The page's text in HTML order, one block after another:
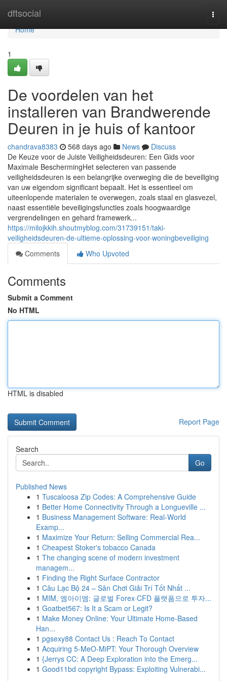
dftsocial
Home
Home
1
De voordelen van het
installeren van Brandwerende
Deuren in je huis of kantoor
chandrava8383 568 days ago News
Discuss
De Keuze voor de Juiste Veiligheidsdeuren: Een Gids voor
Maximale BeschermingHet selecteren van passende
veiligheidsdeuren is een belangrijke overweging die de beveiliging
van uw eigendom significant bepaalt. Het is essentieel om
uiteenlopende materialen te overwegen, zoals staal en glasvezel,
naast essentiële beveiligingsfuncties zoals hoogwaardige
vergrendelingen en gehard framewerk...
https://milojkkih.shoutmyblog.com/31739151/taki-
veiligheidsdeuren-de-ultieme-oplossing-voor-woningbeveiliging
Comments
Who Upvoted
Comments
Submit a Comment
No HTML
HTML is disabled
Report Page
Search
Go
Published News
1 Tuscaloosa Zip Codes: A Comprehensive Guide
1 Better Home Connectivity Through a Longueville ...
1 Business Management Software: Real-World
Examp...
1 Maximize Your Return: Selling Commercial Rea...
1 Cheapest Stoker's tobacco Canada
1 The changing scene of modern investment
managem...
1 Finding the Right Surface Contractor
1 Câu Lạc Bộ 24 – Sân Chơi Giải Trí Tốt Nhất ...
1 MIM, 엠아이엠: 글로벌 Forex·CFD 플랫폼으로 투자...
1 Goatbet567: Is It a Scam or Legit?
1 Make Money Online: Your Ultimate Home-Based
Han...
1 pgsexy88 Contact Us : Reach To Contact
1 Acquiring 5-MeO-MiPT: Your Thorough Overview
1 {Jerrys CC: A Deep Exploration into the Emerg...
1 Good11bd copyright Bypass: Exploiting Vulnerabi...